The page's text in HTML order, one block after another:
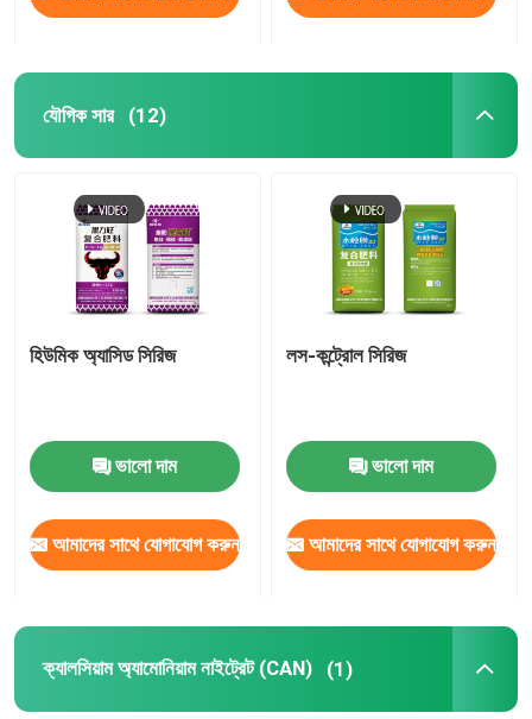
পণ্য
আমাদের সম্পর্কে
যোগাযোগ করুন
খবর
মামলা
ইউরিয়া
যৌগিক সার (12)
হিউমিক অ্যাসিড সিরিজ
ভালো দাম
আমাদের সাথে যোগাযোগ করুন
লস-কন্ট্রোল সিরিজ
ভালো দাম
আমাদের সাথে যোগাযোগ করুন
ক্যালসিয়াম অ্যামোনিয়াম নাইট্রেট (CAN) (1)